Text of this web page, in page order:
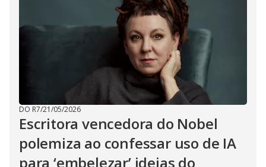
DO R7/21/05/2026
Escritora vencedora do Nobel
polemiza ao confessar uso de IA
para ‘embelezar’ ideias do